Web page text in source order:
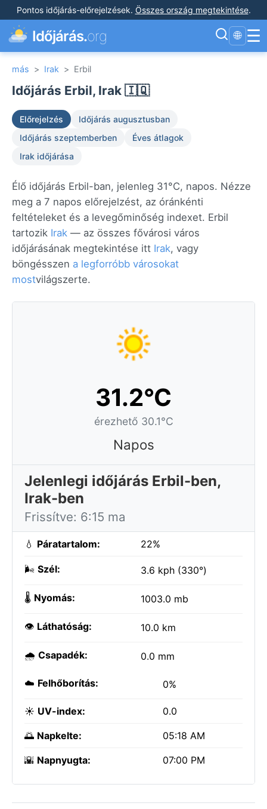
Pontos időjárás-előrejelzések. Összes ország megtekintése.
Időjárás.org 🌐 ☰
más > Irak > Erbil
Időjárás Erbil, Irak 🇮🇶
Előrejelzés
Időjárás augusztusban
Időjárás szeptemberben
Éves átlagok
Irak időjárása
Élő időjárás Erbil-ban, jelenleg 31°C, napos. Nézze
meg a 7 napos előrejelzést, az óránkénti
feltételeket és a levegőminőség indexet. Erbil
tartozik Irak — az összes fővárosi város
időjárásának megtekintése itt Irak, vagy
böngésszen a legforróbb városokat
mostvilágszerte.
31.2°C
érezhető 30.1°C
Napos
Jelenlegi időjárás Erbil-ben,
Irak-ben
Frissítve: 6:15 ma
💧 Páratartalom: 22%
🌬️ Szél: 3.6 kph (330°)
🌡️ Nyomás: 1003.0 mb
👁️ Láthatóság: 10.0 km
🌧️ Csapadék: 0.0 mm
☁️ Felhőborítás: 0%
☀️ UV-index: 0.0
🌅 Napkelte: 05:18 AM
🌇 Napnyugta: 07:00 PM